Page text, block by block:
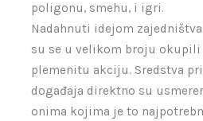
poligonu, smehu, i igri.
Nadahnuti idejom
su se u velikom broju okupili
plemenitu akciju. Sredstva
događaja direktno su
onima kojima je to